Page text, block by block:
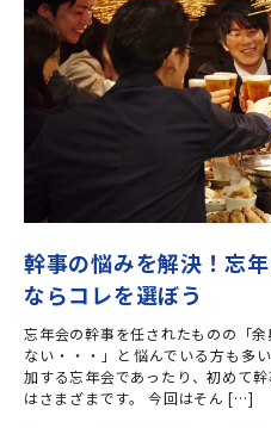
幹事の悩みを解決！忘
ならコレを選ぼう
忘年会の幹事を任されたものの「
ない・・・」と悩んでいる方も多
加する忘年会であったり、初めて
はさまざまです。 今回はそん […]